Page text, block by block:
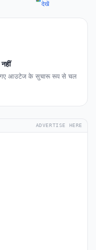
देखें
गए आउटेज के सुचारू रूप से चल
ADVERTISE HERE